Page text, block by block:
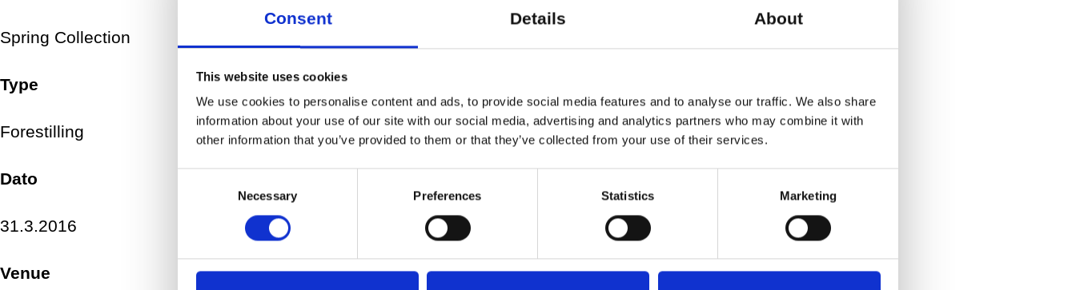
Consent Details About
This website uses cookies
We use cookies to personalise content and ads, to provide social media features and to analyse our traffic. We also share
information about your use of our site with our social media, advertising and analytics partners who may combine it with
other information that you’ve provided to them or that they’ve collected from your use of their services.
Necessary Preferences Statistics Marketing
Spring Collection
Type
Forestilling
Dato
31.3.2016
Venue